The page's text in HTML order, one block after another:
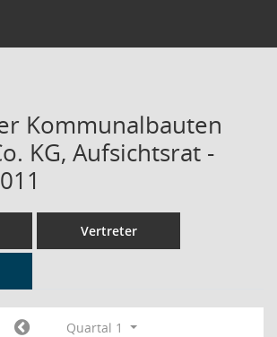
Kommunalbauten
KG, Aufsichtsrat -
Vertreter
Quartal 1